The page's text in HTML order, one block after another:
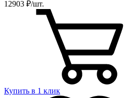
12903 ₽/шт.
Купить в 1 клик